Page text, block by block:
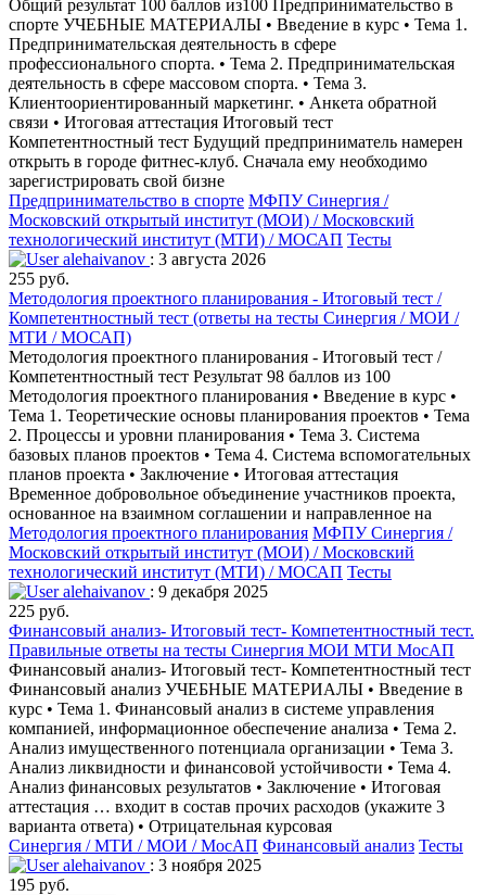
Общий результат 100 баллов из100 Предпринимательство в
спорте УЧЕБНЫЕ МАТЕРИАЛЫ • Введение в курс • Тема 1.
Предпринимательская деятельность в сфере
профессионального спорта. • Тема 2. Предпринимательская
деятельность в сфере массовом спорта. • Тема 3.
Клиентоориентированный маркетинг. • Анкета обратной
связи • Итоговая аттестация Итоговый тест
Компетентностный тест Будущий предприниматель намерен
открыть в городе фитнес-клуб. Сначала ему необходимо
зарегистрировать свой бизне
Предпринимательство в спорте МФПУ Синергия /
Московский открытый институт (МОИ) / Московский
технологический институт (МТИ) / МОСАП Тесты
alehaivanov : 3 августа 2026
255 руб.
Методология проектного планирования - Итоговый тест /
Компетентностный тест (ответы на тесты Синергия / МОИ /
МТИ / МОСАП)
Методология проектного планирования - Итоговый тест /
Компетентностный тест Результат 98 баллов из 100
Методология проектного планирования • Введение в курс •
Тема 1. Теоретические основы планирования проектов • Тема
2. Процессы и уровни планирования • Тема 3. Система
базовых планов проектов • Тема 4. Система вспомогательных
планов проекта • Заключение • Итоговая аттестация
Временное добровольное объединение участников проекта,
основанное на взаимном соглашении и направленное на
Методология проектного планирования МФПУ Синергия /
Московский открытый институт (МОИ) / Московский
технологический институт (МТИ) / МОСАП Тесты
alehaivanov : 9 декабря 2025
225 руб.
Финансовый анализ- Итоговый тест- Компетентностный тест.
Правильные ответы на тесты Синергия МОИ МТИ МосАП
Финансовый анализ- Итоговый тест- Компетентностный тест
Финансовый анализ УЧЕБНЫЕ МАТЕРИАЛЫ • Введение в
курс • Тема 1. Финансовый анализ в системе управления
компанией, информационное обеспечение анализа • Тема 2.
Анализ имущественного потенциала организации • Тема 3.
Анализ ликвидности и финансовой устойчивости • Тема 4.
Анализ финансовых результатов • Заключение • Итоговая
аттестация … входит в состав прочих расходов (укажите 3
варианта ответа) • Отрицательная курсовая
Синергия / МТИ / МОИ / МосАП Финансовый анализ Тесты
alehaivanov : 3 ноября 2025
195 руб.